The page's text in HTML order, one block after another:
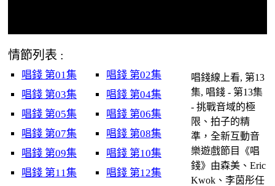
情節列表 :
唱錢 第01集
唱錢 第02集
唱錢 第03集
唱錢 第04集
唱錢 第05集
唱錢 第06集
唱錢 第07集
唱錢 第08集
唱錢 第09集
唱錢 第10集
唱錢 第11集
唱錢 第12集
唱錢線上看, 第13
集, 唱錢 - 第13集
- 挑戰音域的極
限、拍子的精
準，全新互動音
樂遊戲節目《唱
錢》由森美、Eric
Kwok、李茵彤任